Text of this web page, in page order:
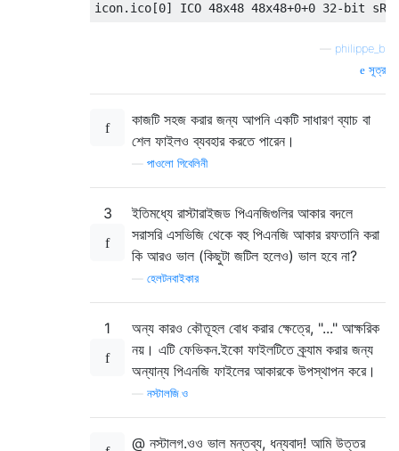
icon.ico[0] ICO 48x48 48x48+0+0 32-bit
philippe_b
সূত্র
কাজটি সহজ করার জন্য আপনি একটি সাধারণ ব্যাচ বা
শেল ফাইলও ব্যবহার করতে পারেন।
পাওলো গিবেলিনী
3
ইতিমধ্যে রাস্টারাইজড পিএনজিগুলির আকার বদলে
সরাসরি এসভিজি থেকে বহু পিএনজি আকার রফতানি করা
কি আরও ভাল (কিছুটা জটিল হলেও) ভাল হবে না?
হেলটনবাইকার
1
অন্য কারও কৌতূহল বোধ করার ক্ষেত্রে, "..." আক্ষরিক
নয়। এটি ফেভিকন.ইকো ফাইলটিতে ক্র্যাম করার জন্য
অন্যান্য পিএনজি ফাইলের আকারকে উপস্থাপন করে।
নস্টালজি.ও
@ নস্টালগ.ওও ভাল মন্তব্য, ধন্যবাদ! আমি উত্তর